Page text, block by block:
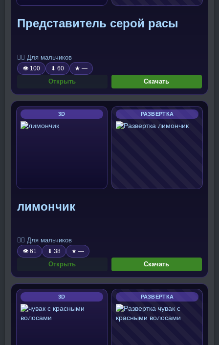
Представитель серой расы
🧍‍♂️ Для мальчиков
👁 100 ⬇ 60 ★ —
Открыть Скачать
3D РАЗВЕРТКА
лимончик
🧍‍♂️ Для мальчиков
👁 61 ⬇ 38 ★ —
Открыть Скачать
3D РАЗВЕРТКА